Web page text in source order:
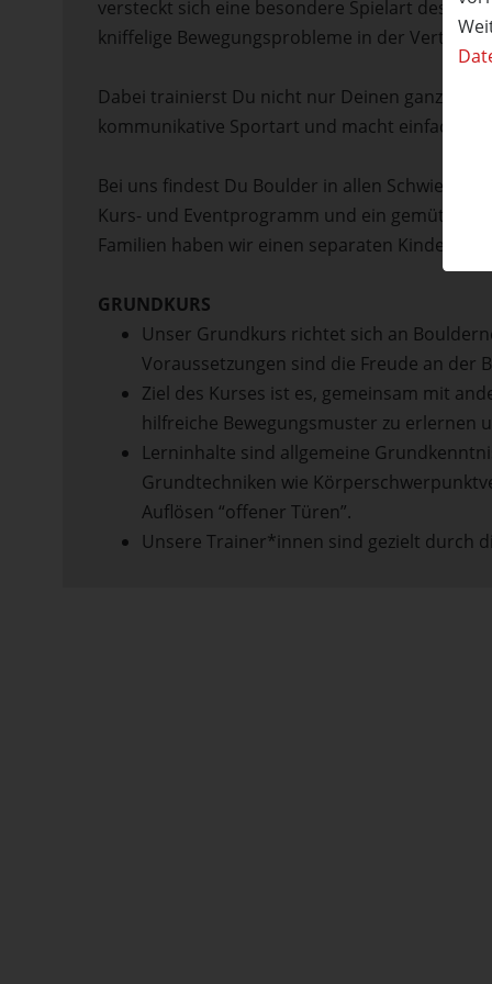
versteckt sich eine besondere Spielart des
kniffelige Bewegungsprobleme in der
Dabei trainierst Du nicht nur Deinen ganzen
kommunikative Sportart und macht einfach
Bei uns findest Du Boulder in allen
Kurs- und Eventprogramm und ein
Familien haben wir einen separaten
GRUNDKURS
Unser Grundkurs richtet sich an
Voraussetzungen sind die Freude an der
Ziel des Kurses ist es, gemeinsam mit
hilfreiche Bewegungsmuster zu erlernen
Lerninhalte sind allgemeine
Grundtechniken wie
Auflösen “offener Türen”.
Unsere Trainer*innen sind gezielt durch